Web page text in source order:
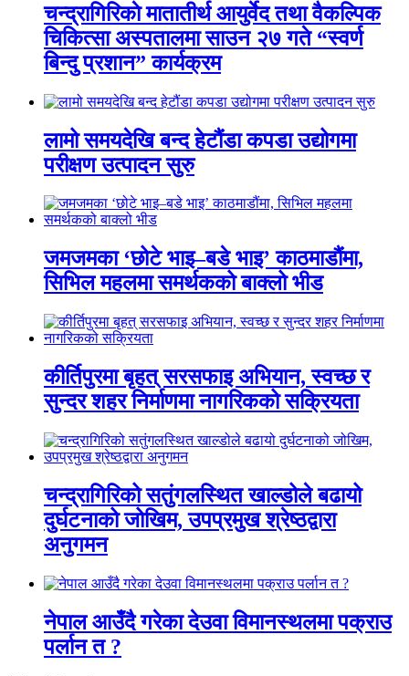
चन्द्रागिरिकाे मातातीर्थ आयुर्वेद तथा वैकल्पिक
चिकित्सा अस्पतालमा साउन २७ गते “स्वर्ण
बिन्दु प्रशान” कार्यक्रम
लामो समयदेखि बन्द हेटौंडा कपडा उद्योगमा
परीक्षण उत्पादन सुरु
जमजमका ‘छोटे भाइ–बडे भाइ’ काठमाडौंमा,
सिभिल महलमा समर्थकको बाक्लो भीड
कीर्तिपुरमा बृहत् सरसफाइ अभियान, स्वच्छ र
सुन्दर शहर निर्माणमा नागरिकको सक्रियता
चन्द्रागिरिको सतुंगलस्थित खाल्डोले बढायो
दुर्घटनाको जोखिम, उपप्रमुख श्रेष्ठद्वारा
अनुगमन
नेपाल आउँदै गरेका देउवा विमानस्थलमा पक्राउ
पर्लान त ?